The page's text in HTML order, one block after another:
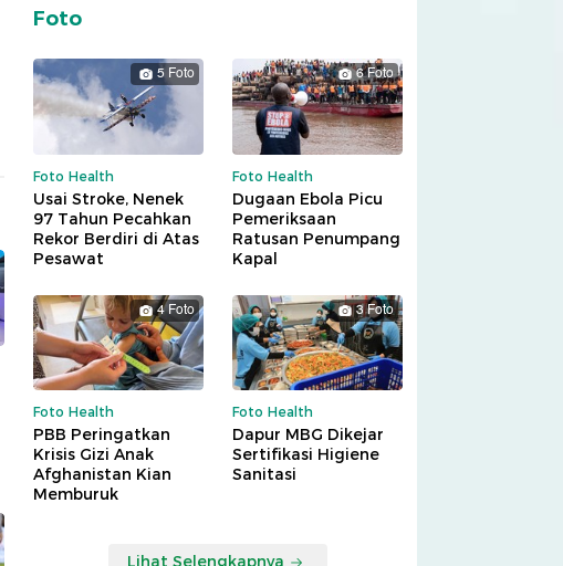
Foto
5 Foto
Foto Health
Usai Stroke, Nenek
97 Tahun Pecahkan
Rekor Berdiri di Atas
Pesawat
6 Foto
Foto Health
Dugaan Ebola Picu
Pemeriksaan
Ratusan Penumpang
Kapal
4 Foto
Foto Health
PBB Peringatkan
Krisis Gizi Anak
Afghanistan Kian
Memburuk
3 Foto
Foto Health
Dapur MBG Dikejar
Sertifikasi Higiene
Sanitasi
Lihat Selengkapnya